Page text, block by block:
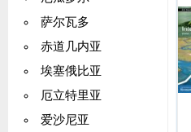
萨尔瓦多
赤道几内亚
埃塞俄比亚
厄立特里亚
爱沙尼亚